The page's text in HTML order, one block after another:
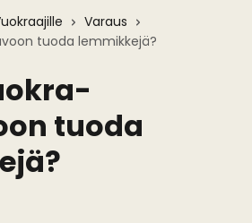
Varaus
tuoda lemmikkejä?
tuoda